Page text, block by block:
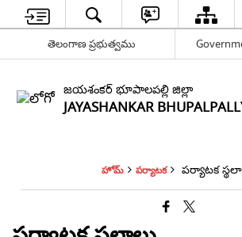
తెలంగాణ ప్రభుత్వము
జయశంకర్ భూపాలపల్లి జిల్లా
JAYASHANKAR
హోమ్ పర్యాటక పర్యాటక